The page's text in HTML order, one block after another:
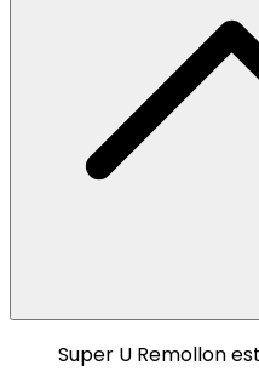
Super U Remollon